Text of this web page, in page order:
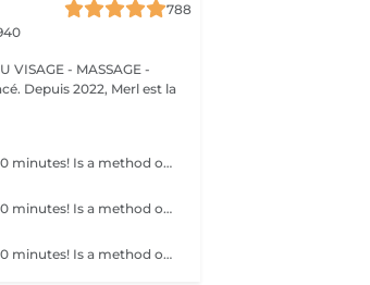
788
VISAGE - MASSAGE -
Get smooth skin for a long time in just 30 minutes! Is a method of hair removal when your hair is pulled out with warm wax with the hair follicle. How is wax epilation done? - preparation (the beautician applies a special antiseptic lotion to the skin) - wax is applied (the wax mixture is heated to a certain temperature, after which it is applied to the skin using a wooden stick) - depilation (after the wax hardens the beautician removes the wax strips with hair using sharp movements) - wax residue are removed (wax residues are cleaned off and aloe vera cream is applied) Age restrictions: recommended to do from 14 years. Post procedure recommendations: recommended to do not take hot bath, do not visit sauna, do not swim in the pool for 12 hours after the procedure - it can cause irritation. Frequency: once in 4 weeks.
Get smooth skin for a long time in just 30 minutes! Is a method of hair removal when your hair is pulled out with warm wax with the hair follicle. How is wax epilation done? - preparation (the beautician applies a special antiseptic lotion to the skin) - wax is applied (the wax mixture is heated to a certain temperature, after which it is applied to the skin using a wooden stick) - depilation (after the wax hardens the beautician removes the wax strips with hair using sharp movements) - wax residue are removed (wax residues are cleaned off and aloe vera cream is applied) Age restrictions: recommended to do from 14 years. Post procedure recommendations: recommended to do not take hot bath, do not visit sauna, do not swim in the pool for 12 hours after the procedure - it can cause irritation. Frequency: once in 4 weeks.
Get smooth skin for a long time in just 30 minutes! Is a method of hair removal when your hair is pulled out with warm wax with the hair follicle. How is wax epilation done? - preparation (the beautician applies a special antiseptic lotion to the skin) - wax is applied (the wax mixture is heated to a certain temperature, after which it is applied to the skin using a wooden stick) - depilation (after the wax hardens the beautician removes the wax strips with hair using sharp movements) - wax residue are removed (wax residues are cleaned off and aloe vera cream is applied) Age restrictions: recommended to do from 14 years. Post procedure recommendations: recommended to do not take hot bath, do not visit sauna, do not swim in the pool for 12 hours after the procedure - it can cause irritation. Frequency: once in 4 weeks.